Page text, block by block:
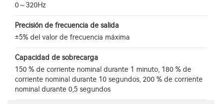
0～320Hz
Precisión de frecuencia de salida
±5% del valor de frecuencia máxima
Capacidad de sobrecarga
150 % de corriente nominal durante 1 minuto, 180 % de
corriente nominal durante 10 segundos, 200 % de corriente
nominal durante 0,5 segundos